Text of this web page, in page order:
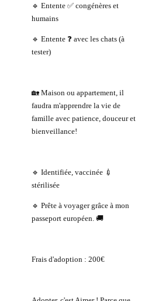
🔹 Entente ✅ congénères et
humains
🔹 Entente ❓ avec les chats (à
tester)
🏡 Maison ou appartement, il
faudra m'apprendre la vie de
famille avec patience, douceur et
bienveillance!
🔹 Identifiée, vaccinée 💉
stérilisée
🔹 Prête à voyager grâce à mon
passeport européen. 🚚
Frais d'adoption : 200€